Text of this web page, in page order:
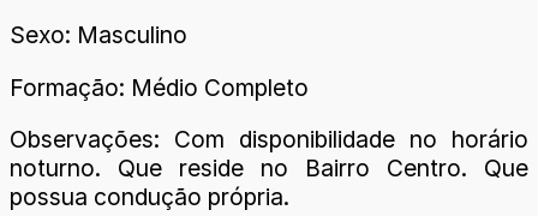
Sexo: Masculino
Formação: Médio Completo
Observações: Com disponibilidade no horário
noturno. Que reside no Bairro Centro. Que
possua condução própria.